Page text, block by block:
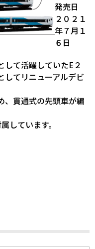
発売日
２０２１
年７月１
６日
して活躍していたE２
してリニューアルデビ
、貫通式の先頭車が編
しています。